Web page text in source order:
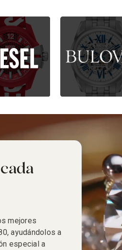
mejores
ayudándolos a
especial a